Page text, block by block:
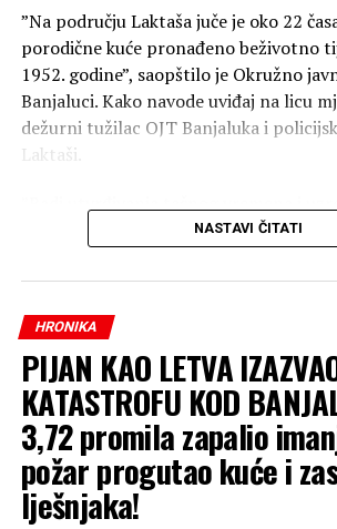
”Na području Laktaša juče je oko 22
porodične kuće pronađeno beživotno
1952. godine”, saopštilo je Okružno
Banjaluci. Kako navode uviđaj na licu
dežurni tužilac OJT Banjaluka i
Laktaši.
je naložio da se izvrši obdukcija
Srpske, a naloženo je i preduzimanje
utvrđivanja svih okolnosti događaja”,
tužilaštvu.
NASTAVI ČITATI
HRONIKA
PIJAN KAO LETVA
KATASTROFU KOD
3,72 promila zapalio
požar progutao kuće i
lješnjaka!